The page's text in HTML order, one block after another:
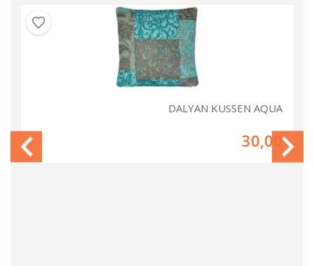
DALYAN KUSSEN AQUA
30,00